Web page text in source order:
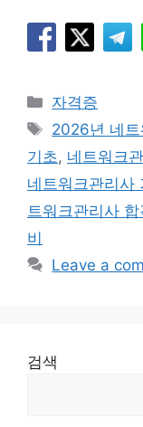
Categories
자격증
Tags
2026년 네
기초, 네트워크
네트워크관리사
트워크관리사 합
비
Leave a
검색